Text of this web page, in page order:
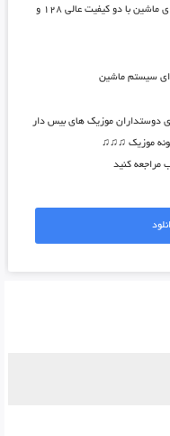
ماشین با دو کیفیت عالی ۱۲۸ و
دوستداران موزیک های بیس دار
موزیک ♫♫♫
مراجعه کنید